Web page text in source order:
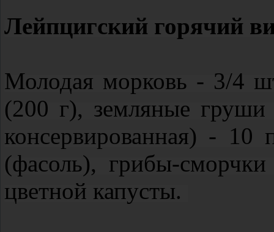
Лейпцигский горячий
Молодая морковь - 3/4
(200 г), земляные
консервированная) - 10
(фасоль), грибы-
цветной капусты.